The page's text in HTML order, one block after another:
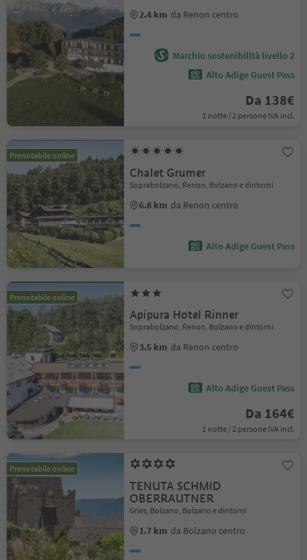
2.4 km da Renon centro
Marchio sostenibilità livello 2
Alto Adige Guest Pass
Da 138€
1 notte / 2 persone IVA incl.
Prenotabile online
Chalet Grumer
Soprabolzano, Renon, Bolzano e dintorni
6.8 km da Renon centro
Alto Adige Guest Pass
Prenotabile online
Apipura Hotel Rinner
Soprabolzano, Renon, Bolzano e dintorni
3.5 km da Renon centro
Alto Adige Guest Pass
Da 164€
1 notte / 2 persone IVA incl.
Prenotabile online
TENUTA SCHMID
OBERRAUTNER
Gries, Bolzano, Bolzano e dintorni
1.7 km da Bolzano centro